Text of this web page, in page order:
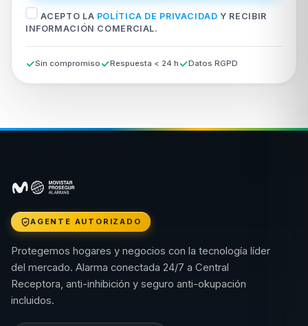
ACEPTO LA POLÍTICA DE PRIVACIDAD Y RECIBIR
INFORMACIÓN COMERCIAL.
Sin compromiso Respuesta < 24 h Datos RGPD
AGENTE AUTORIZADO
Protegemos hogares y negocios con la tecnología líder
del mercado. Alarma conectada 24/7 a Central
Receptora, anti-inhibición y seguro anti-okupación
incluidos.